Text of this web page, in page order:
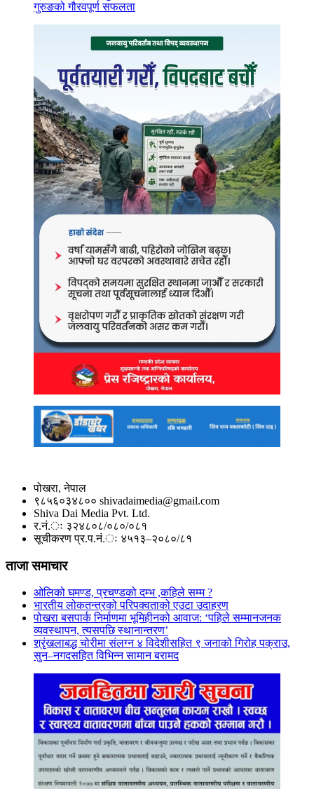
गुरुङको गौरवपूर्ण सफलता
पोखरा, नेपाल
९८५६०३४८०० shivadaimedia@gmail.com
Shiva Dai Media Pvt. Ltd.
र.नं.ः ३२४८०८/०८०/०८१
सूचीकरण प्र.प.नं.ः ४५१३–२०८०/८१
ताजा समाचार
ओलिको घमण्ड, प्रचण्डको दम्भ ,कहिले सम्म ?
भारतीय लोकतन्त्रको परिपक्वताको एउटा उदाहरण
पोखरा बसपार्क निर्माणमा भूमिहीनको आवाज: ‘पहिले सम्मानजनक
व्यवस्थापन, त्यसपछि स्थानान्तरण’
श्रृंखलाबद्ध चोरीमा संलग्न ४ विदेशीसहित ९ जनाको गिरोह पक्राउ,
सुन–नगदसहित विभिन्न सामान बरामद